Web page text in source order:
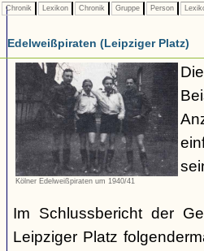
Chronik Lexikon Chronik Gruppe Person
Edelweißpiraten (Leipziger Platz)
Kölner Edelweißpiraten um 1940/41
Im Schlussbericht der
Leipziger Platz